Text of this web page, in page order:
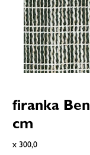
firanka
cm
x 300,0